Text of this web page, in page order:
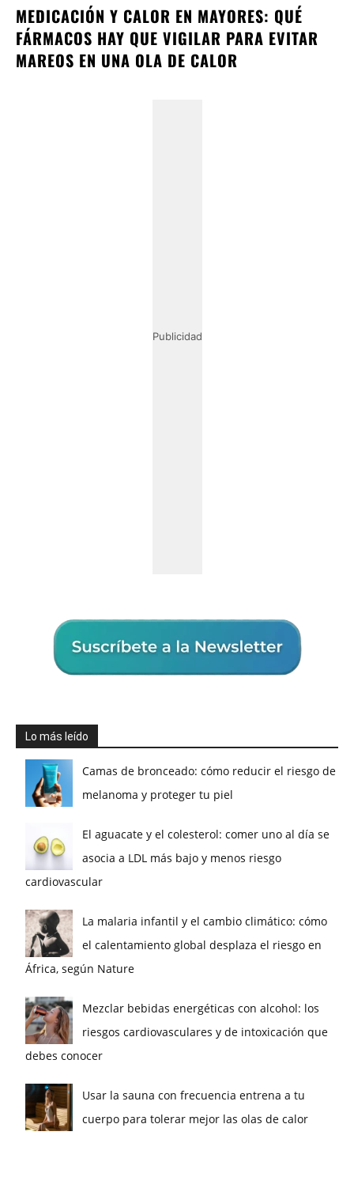
MEDICACIÓN Y CALOR EN MAYORES: QUÉ
FÁRMACOS HAY QUE VIGILAR PARA EVITAR
MAREOS EN UNA OLA DE CALOR
Publicidad
Lo más leído
Camas de bronceado: cómo reducir el riesgo de
melanoma y proteger tu piel
El aguacate y el colesterol: comer uno al día se
asocia a LDL más bajo y menos riesgo
cardiovascular
La malaria infantil y el cambio climático: cómo
el calentamiento global desplaza el riesgo en
África, según Nature
Mezclar bebidas energéticas con alcohol: los
riesgos cardiovasculares y de intoxicación que
debes conocer
Usar la sauna con frecuencia entrena a tu
cuerpo para tolerar mejor las olas de calor